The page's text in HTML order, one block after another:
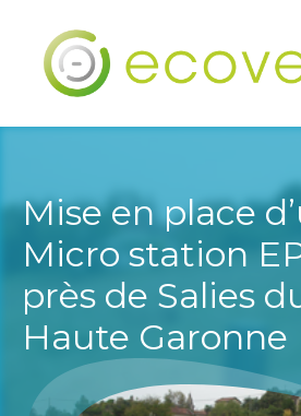
Mise en place
Micro station
près de Salies
Haute Garonne